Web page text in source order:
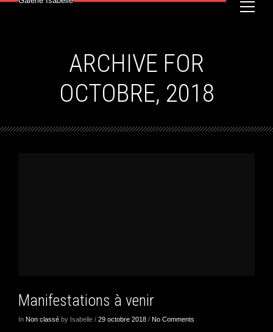
ARCHIVE FOR
OCTOBRE, 2018
Manifestations à venir
In Non classé by Isabelle / 29 octobre 2018 / No Comments